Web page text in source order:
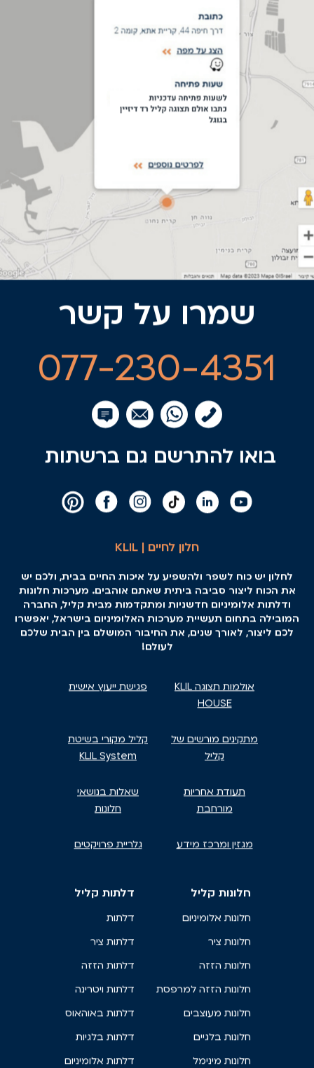
שמרו על קשר
077-230-4351
בואו להתרשם גם ברשתות
חלון לחיים | KLIL
לחלון יש כוח לשפר ולהשפיע על איכות החיים בבית, ולכם יש
את הכוח ליצור סביבה ביתית שאתם אוהבים. מערכות חלונות
ודלתות אלומיניום חדשניות ומתקדמות מבית קליל, החברה
המובילה בתחום תעשיית מערכות האלומיניום בישראל, יאפשרו
לכם ליצור, לאורך שנים, את החיבור המושלם בין הבית שלכם
לעולם!
אולמות תצוגה KLIL
HOUSE
פגישת ייעוץ אישית
מתקינים מורשים של
קליל
קליל מקורי בשיטת
KLIL System
תעודת אחריות
מורחבת
שאלות בנושאי
חלונות
מגזין ומרכז מידע גלריית פרויקטים
חלונות קליל
חלונות אלומיניום
חלונות ציר
חלונות הזזה
חלונות הזזה למרפסת
חלונות מעוצבים
חלונות בלגיים
חלונות מינימל
דלתות קליל
דלתות
דלתות ציר
דלתות הזזה
דלתות ויטרינה
דלתות באוהאוס
דלתות בלגיות
דלתות אלומיניום